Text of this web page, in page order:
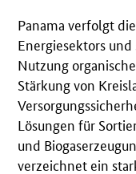
Panama verfolgt
Energiesektors
Nutzung
Stärkung von
Lösungen für
und
verzeichnet ein